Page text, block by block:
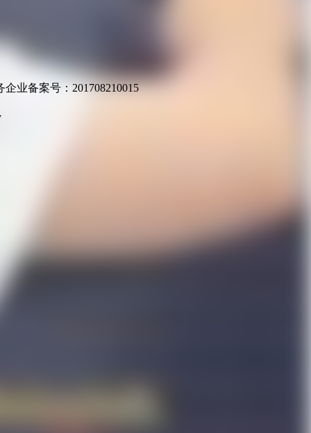
业备案号：201708210015